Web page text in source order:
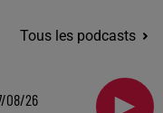
Tous les podcasts
08/26